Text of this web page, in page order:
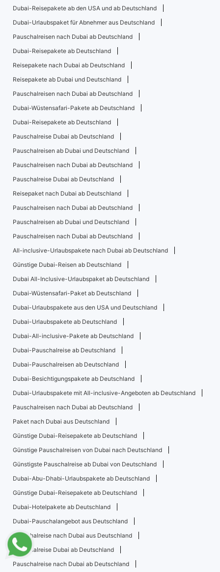
Dubai-Reisepakete ab den USA und ab Deutschland
Dubai-Urlaubspaket für Abnehmer aus Deutschland
Pauschalreisen nach Dubai ab Deutschland
Dubai-Reisepakete ab Deutschland
Reisepakete nach Dubai ab Deutschland
Reisepakete ab Dubai und Deutschland
Pauschalreisen nach Dubai ab Deutschland
Dubai-Wüstensafari-Pakete ab Deutschland
Dubai-Reisepakete ab Deutschland
Pauschalreise Dubai ab Deutschland
Pauschalreisen ab Dubai und Deutschland
Pauschalreisen nach Dubai ab Deutschland
Pauschalreise Dubai ab Deutschland
Reisepaket nach Dubai ab Deutschland
Pauschalreisen nach Dubai ab Deutschland
Pauschalreisen ab Dubai und Deutschland
Pauschalreisen nach Dubai ab Deutschland
All-inclusive-Urlaubspakete nach Dubai ab Deutschland
Günstige Dubai-Reisen ab Deutschland
Dubai All-Inclusive-Urlaubspaket ab Deutschland
Dubai-Wüstensafari-Paket ab Deutschland
Dubai-Urlaubspakete aus den USA und Deutschland
Dubai-Urlaubspakete ab Deutschland
Dubai-All-inclusive-Pakete ab Deutschland
Dubai-Pauschalreise ab Deutschland
Dubai-Pauschalreisen ab Deutschland
Dubai-Besichtigungspakete ab Deutschland
Dubai-Urlaubspakete mit All-inclusive-Angeboten ab Deutschland
Pauschalreisen nach Dubai ab Deutschland
Paket nach Dubai aus Deutschland
Günstige Dubai-Reisepakete ab Deutschland
Günstige Pauschalreisen von Dubai nach Deutschland
Günstigste Pauschalreise ab Dubai von Deutschland
Dubai-Abu-Dhabi-Urlaubspakete ab Deutschland
Günstige Dubai-Reisepakete ab Deutschland
Dubai-Hotelpakete ab Deutschland
Dubai-Pauschalangebot aus Deutschland
Pauschalreise nach Dubai aus Deutschland
Pauschalreise Dubai ab Deutschland
Pauschalreise nach Dubai ab Deutschland